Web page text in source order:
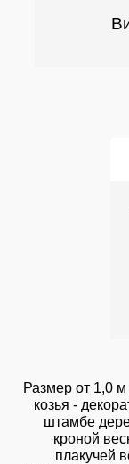
Размер от 1,0
козья -
штамбе
кроной
плакучей